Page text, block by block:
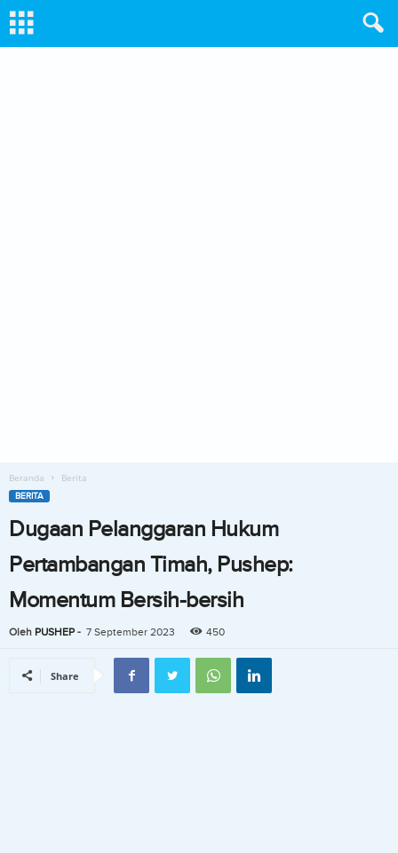
Beranda Berita
BERITA
Dugaan Pelanggaran Hukum
Pertambangan Timah, Pushep:
Momentum Bersih-bersih
Oleh PUSHEP - 7 September 2023 450
Share